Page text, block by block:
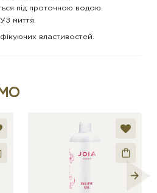
під проточною водою.
миття.
властивостей.